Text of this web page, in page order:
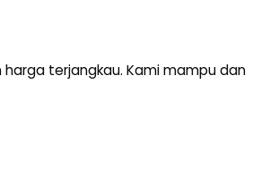
terjangkau. Kami mampu dan